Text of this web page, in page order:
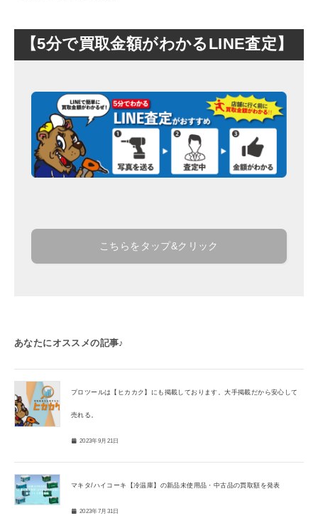
【5分で買取金額がわかるLINE査定】
こちらをタップ&クリック
あなたにオススメの記事♪
プロツールは【ヒカカク】にも掲載しております。大手掲載だから安心して
売れる。
2023年9月21日
マキタ/ハイコーキ【冷温庫】の新品未使用品・中古品の買取額を発表
2023年7月31日